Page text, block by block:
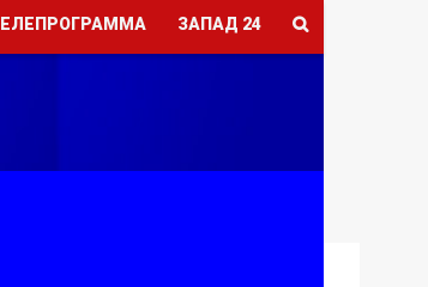
ЗАПАД 24